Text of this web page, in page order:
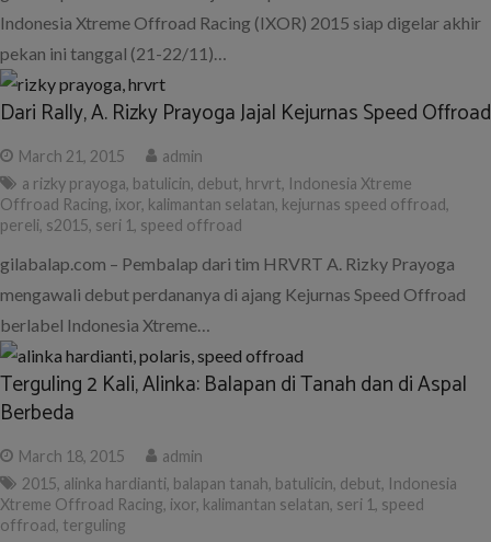
Indonesia Xtreme Offroad Racing (IXOR) 2015 siap digelar akhir
pekan ini tanggal (21-22/11)…
Dari Rally, A. Rizky Prayoga Jajal Kejurnas Speed Offroad
March 21, 2015
admin
a rizky prayoga, batulicin, debut, hrvrt, Indonesia Xtreme
Offroad Racing, ixor, kalimantan selatan, kejurnas speed offroad,
pereli, s2015, seri 1 , speed offroad
gilabalap.com – Pembalap dari tim HRVRT A. Rizky Prayoga
mengawali debut perdananya di ajang Kejurnas Speed Offroad
berlabel Indonesia Xtreme…
Terguling 2 Kali, Alinka: Balapan di Tanah dan di Aspal
Berbeda
March 18, 2015
admin
2015, alinka hardianti, balapan tanah, batulicin, debut, Indonesia
Xtreme Offroad Racing, ixor, kalimantan selatan, seri 1 , speed
offroad, terguling